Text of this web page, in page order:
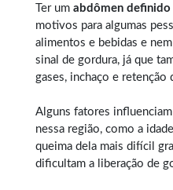
Ter um abdômen definido
motivos para algumas
alimentos e bebidas e
sinal de gordura, já que
gases, inchaço e
Alguns fatores
nessa região, como a
queima dela mais difícil
dificultam a liberação de